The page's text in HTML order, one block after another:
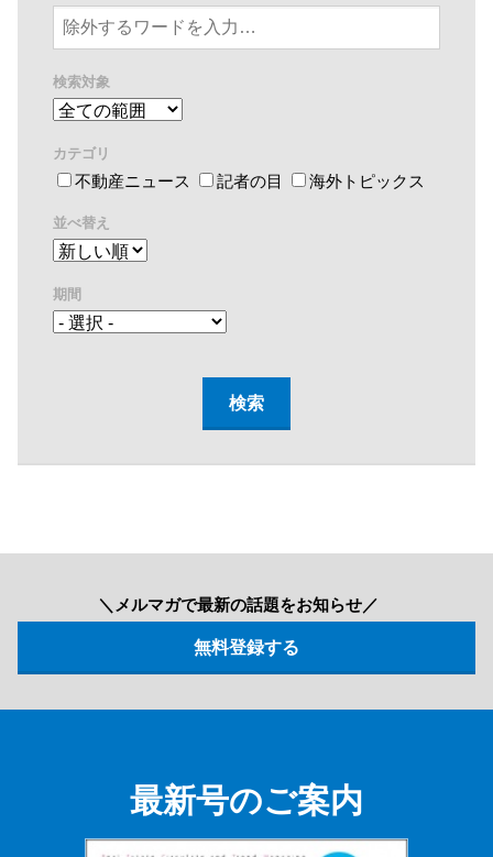
検索対象
カテゴリ
不動産ニュース 記者の目 海外トピックス
並べ替え
期間
＼メルマガで最新の話題をお知らせ／
最新号のご案内